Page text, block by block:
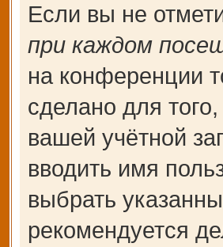
Если вы не
при каждом
на конференции
сделано для
вашей учётной
вводить имя
выбрать
рекомендуется